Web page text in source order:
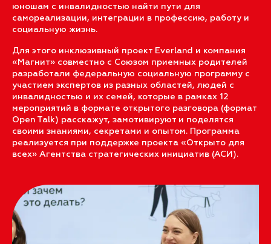
юношам с инвалидностью найти пути для
самореализации, интеграции в профессию, работу и
социальную жизнь.
Для этого инклюзивный проект Everland и компания
«Магнит» совместно с Союзом приемных родителей
разработали федеральную социальную программу с
участием экспертов из разных областей, людей с
инвалидностью и их семей, которые в рамках 12
мероприятий в формате открытого разговора (формат
Open Talk) расскажут, замотивируют и поделятся
своими знаниями, секретами и опытом. Программа
реализуется при поддержке проекта «Открыто для
всех» Агентства стратегических инициатив (АСИ).